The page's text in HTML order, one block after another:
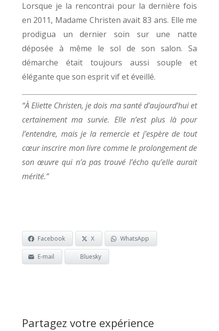
Lorsque je la rencontrai pour la dernière fois
en 2011, Madame Christen avait 83 ans. Elle me
prodigua un dernier soin sur une natte
déposée à même le sol de son salon. Sa
démarche était toujours aussi souple et
élégante que son esprit vif et éveillé.
“À Eliette Christen, je dois ma santé d’aujourd’hui et
certainement ma survie. Elle n’est plus là pour
l’entendre, mais je la remercie et j’espère de tout
cœur inscrire mon livre comme le prolongement de
son œuvre qui n’a pas trouvé l’écho qu’elle aurait
mérité.”
Facebook X WhatsApp
E-mail Bluesky
Partagez votre expérience